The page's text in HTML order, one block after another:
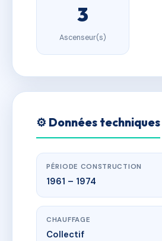
3
Ascenseur(s)
⚙️ Données techniques
PÉRIODE CONSTRUCTION
1961 – 1974
CHAUFFAGE
Collectif